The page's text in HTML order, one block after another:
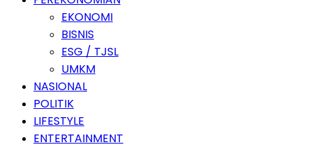
EKONOMI
BISNIS
ESG / TJSL
UMKM
NASIONAL
POLITIK
LIFESTYLE
ENTERTAINMENT